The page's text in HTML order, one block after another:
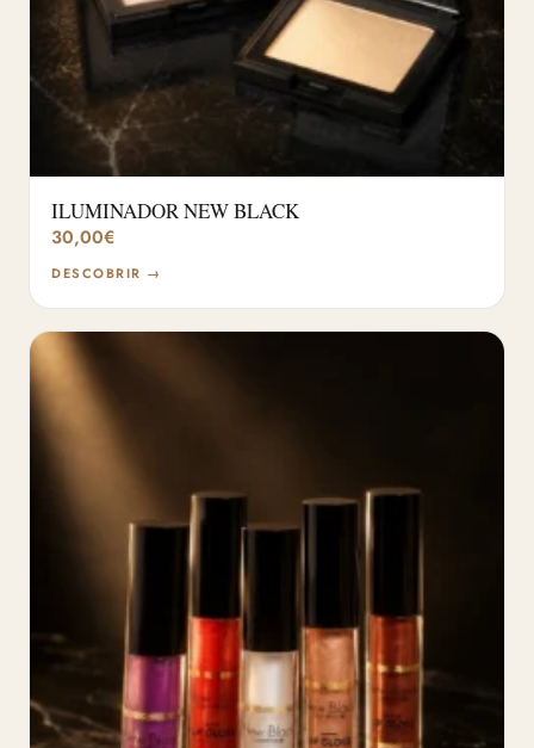
ILUMINADOR NEW BLACK
30,00€
DESCOBRIR →